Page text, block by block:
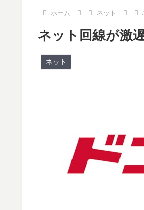
ホーム ネット
ネット回線が激
ネット